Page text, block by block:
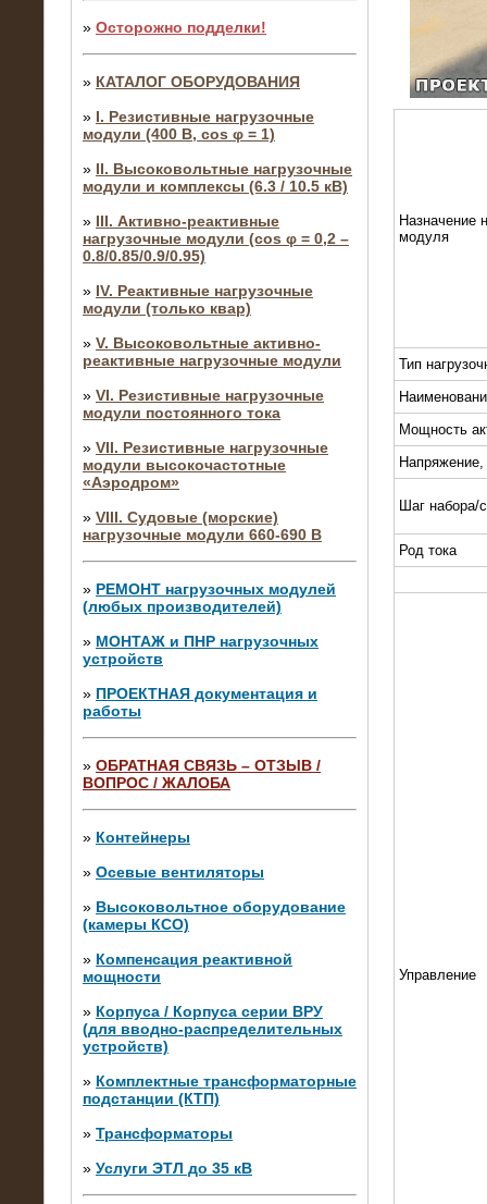
» Осторожно подделки!
» КАТАЛОГ ОБОРУДОВАНИЯ
» I. Резистивные нагрузочные
модули (400 В, cos φ = 1)
» II. Высоковольтные нагрузочные
модули и комплексы (6.3 / 10.5 кВ)
» III. Активно-реактивные
нагрузочные модули (cos φ = 0,2 –
0.8/0.85/0.9/0.95)
» IV. Реактивные нагрузочные
модули (только квар)
» V. Высоковольтные активно-
реактивные нагрузочные модули
» VI. Резистивные нагрузочные
модули постоянного тока
» VII. Резистивные нагрузочные
модули высокочастотные
«Аэродром»
» VIII. Судовые (морские)
нагрузочные модули 660-690 В
» РЕМОНТ нагрузочных модулей
(любых производителей)
» МОНТАЖ и ПНР нагрузочных
устройств
» ПРОЕКТНАЯ документация и
работы
» ОБРАТНАЯ СВЯЗЬ – ОТЗЫВ /
ВОПРОС / ЖАЛОБА
» Контейнеры
» Осевые вентиляторы
» Высоковольтное оборудование
(камеры КСО)
» Компенсация реактивной
мощности
» Корпуса / Корпуса серии ВРУ
(для вводно-распределительных
устройств)
» Комплектные трансформаторные
подстанции (КТП)
» Трансформаторы
» Услуги ЭТЛ до 35 кВ
10.04.2015
Аренда нагрузочного модуля 4 МВт,
10 кВ
28.02.2015
Нагрузочные модули 700 кВт (4
штуки)
Назначение
модуля
Тип
Мощность
Шаг набора/
Род тока
Управление